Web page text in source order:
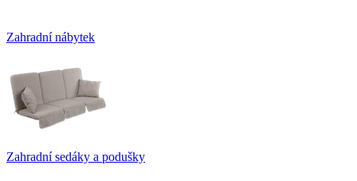
Zahradní nábytek
Zahradní sedáky a podušky